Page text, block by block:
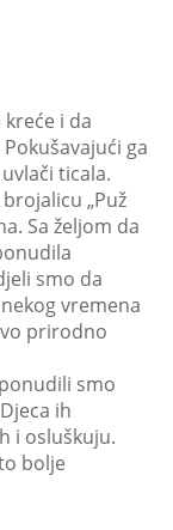
i da
ga
ticala.
„Puž
Sa željom da
smo da
vremena
prirodno
smo
ih
i osluškuju.
bolje